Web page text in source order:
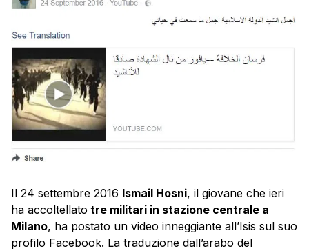
Il 24 settembre 2016 Ismail Hosni, il giovane che ieri
ha accoltellato tre militari in stazione centrale a
Milano, ha postato un video inneggiante all’Isis sul suo
profilo Facebook. La traduzione dall’arabo del